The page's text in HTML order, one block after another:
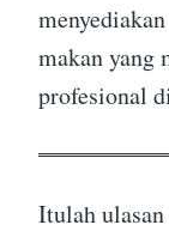
makan yang
profesional
Itulah